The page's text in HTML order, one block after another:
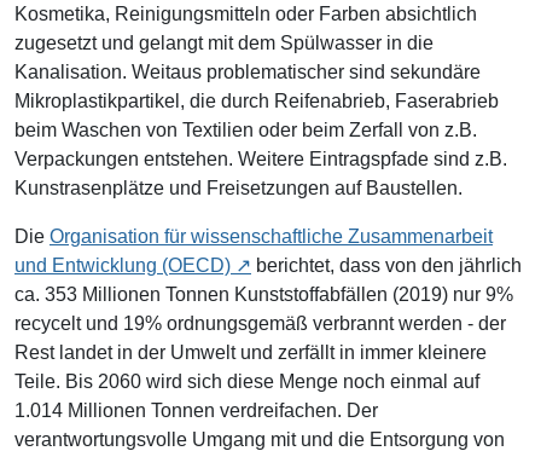
Kosmetika, Reinigungsmitteln oder Farben absichtlich
zugesetzt und gelangt mit dem Spülwasser in die
Kanalisation. Weitaus problematischer sind sekundäre
Mikroplastikpartikel, die durch Reifenabrieb, Faserabrieb
beim Waschen von Textilien oder beim Zerfall von z.B.
Verpackungen entstehen. Weitere Eintragspfade sind z.B.
Kunstrasenplätze und Freisetzungen auf Baustellen.
Die Organisation für wissenschaftliche Zusammenarbeit
und Entwicklung (OECD)
berichtet, dass von den jährlich
ca. 353 Millionen Tonnen Kunststoffabfällen (2019) nur 9%
recycelt und 19% ordnungsgemäß verbrannt werden - der
Rest landet in der Umwelt und zerfällt in immer kleinere
Teile. Bis 2060 wird sich diese Menge noch einmal auf
1.014 Millionen Tonnen verdreifachen. Der
verantwortungsvolle Umgang mit und die Entsorgung von